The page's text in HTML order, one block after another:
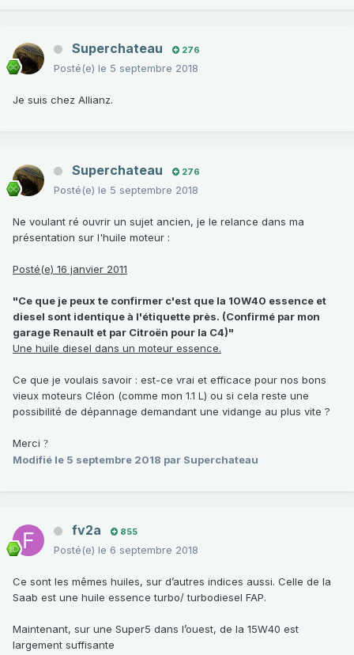
Superchateau 276
Posté(e) le 5 septembre 2018
Je suis chez Allianz.
Superchateau 276
Posté(e) le 5 septembre 2018
Ne voulant ré ouvrir un sujet ancien, je le relance dans ma
présentation sur l'huile moteur :
Posté(e) 16 janvier 2011
"Ce que je peux te confirmer c'est que la 10W40 essence et
diesel sont identique à l'étiquette près. (Confirmé par mon
garage Renault et par Citroën pour la C4)"
Une huile diesel dans un moteur essence.
Ce que je voulais savoir : est-ce vrai et efficace pour nos bons
vieux moteurs Cléon (comme mon 1.1 L) ou si cela reste une
possibilité de dépannage demandant une vidange au plus vite ?
Merci ?
Modifié le 5 septembre 2018 par Superchateau
fv2a 855
Posté(e) le 6 septembre 2018
Ce sont les mêmes huiles, sur d’autres indices aussi. Celle de la
Saab est une huile essence turbo/ turbodiesel FAP.
Maintenant, sur une Super5 dans l’ouest, de la 15W40 est
largement suffisante